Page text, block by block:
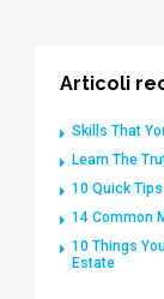
Articoli
Skills That
Learn The
10 Quick
14 Common
10 Things
Estate